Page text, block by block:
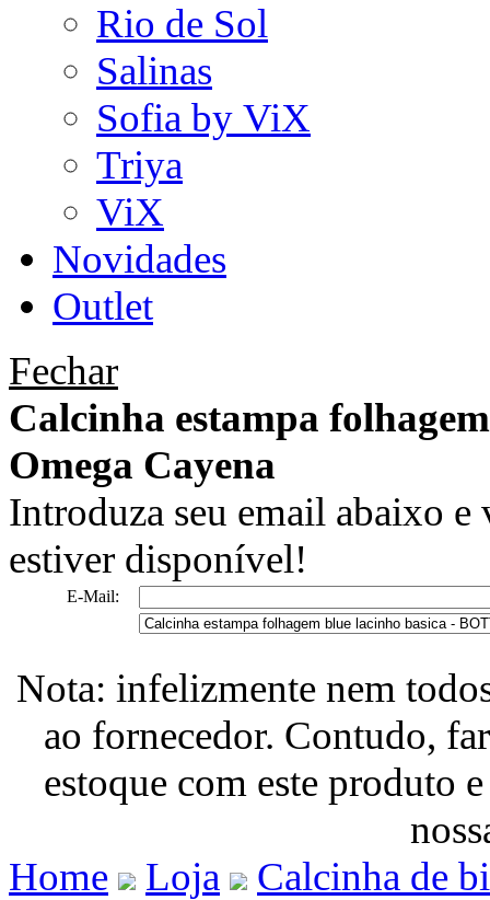
Rio de Sol
Salinas
Sofia by ViX
Triya
ViX
Novidades
Outlet
Fechar
Calcinha estampa
Omega Cayena
Introduza seu email abaixo
estiver disponível!
E-Mail:
Nota: infelizmente nem
ao fornecedor. Contudo,
estoque com este produto
Home
Loja
Calcinha de